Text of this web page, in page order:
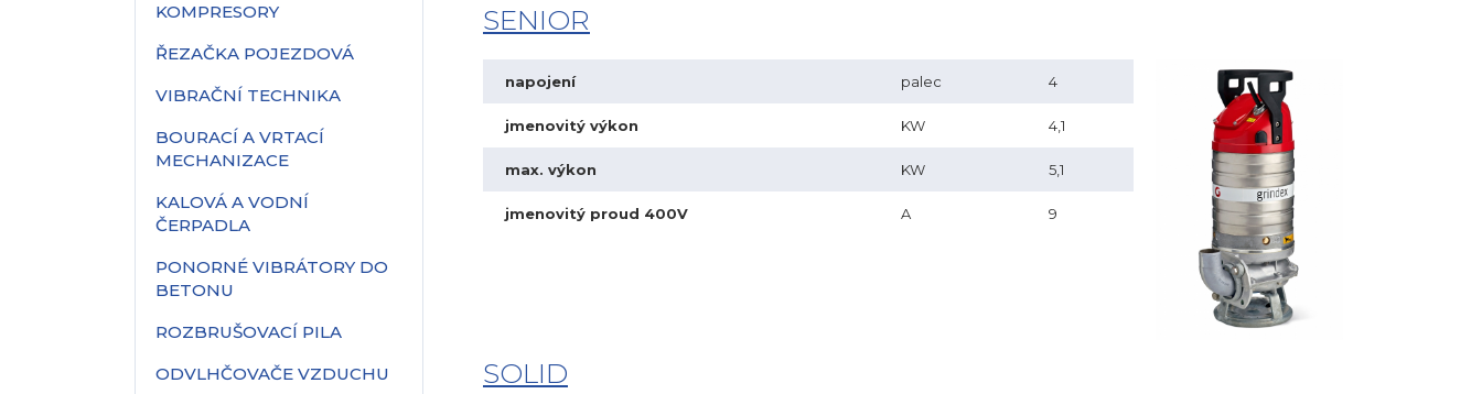
KOMPRESORY
ŘEZAČKA POJEZDOVÁ
VIBRAČNÍ TECHNIKA
BOURACÍ A VRTACÍ
MECHANIZACE
KALOVÁ A VODNÍ
ČERPADLA
PONORNÉ VIBRÁTORY DO
BETONU
ROZBRUŠOVACÍ PILA
ODVLHČOVAČE VZDUCHU
SENIOR
napojení palec 4
jmenovitý výkon KW 4,1
max. výkon KW 5,1
jmenovitý proud 400V A 9
SOLID